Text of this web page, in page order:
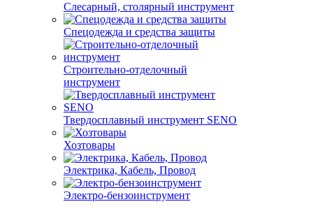
Слесарный, столярный инструмент
Спецодежда и средства защиты
Строительно-отделочный
инструмент
Твердосплавный инструмент SENO
Хозтовары
Электрика, Кабель, Провод
Электро-бензоинструмент